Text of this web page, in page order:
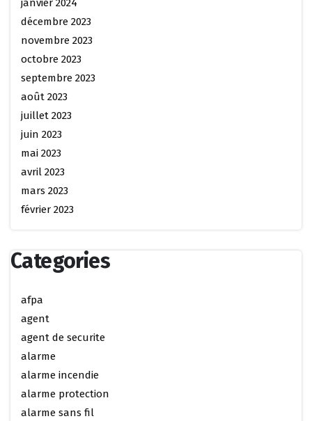
janvier 2024
décembre 2023
novembre 2023
octobre 2023
septembre 2023
août 2023
juillet 2023
juin 2023
mai 2023
avril 2023
mars 2023
février 2023
Categories
afpa
agent
agent de securite
alarme
alarme incendie
alarme protection
alarme sans fil